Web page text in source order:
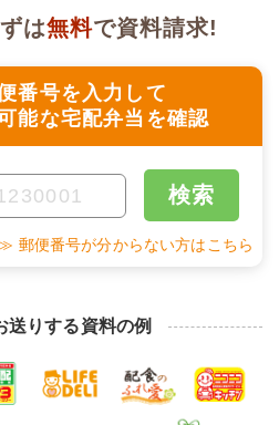
番号を入力して
能な宅配弁当を確認
は無料で資料請求!
検索
郵便番号が分からない方はこちら
送りする資料の例